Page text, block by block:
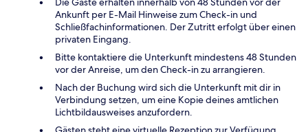
Ankunft per E-Mail Hinweise zum Check-in und
Schließfachinformationen. Der Zutritt erfolgt über einen
privaten Eingang.
Bitte kontaktiere die Unterkunft mindestens 48 Stunden
vor der Anreise, um den Check-in zu arrangieren.
Nach der Buchung wird sich die Unterkunft mit dir in
Verbindung setzen, um eine Kopie deines amtlichen
Lichtbildausweises anzufordern.